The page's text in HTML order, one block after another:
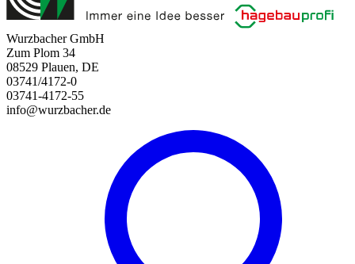
Wurzbacher GmbH
Zum Plom 34
08529 Plauen, DE
03741/4172-0
03741-4172-55
info@wurzbacher.de